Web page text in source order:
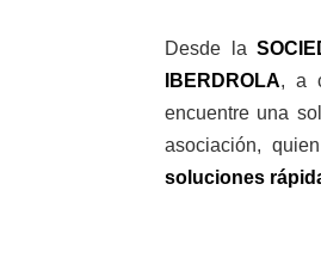
Desde la
IBERDROLA, a
encuentre una
asociación,
soluciones